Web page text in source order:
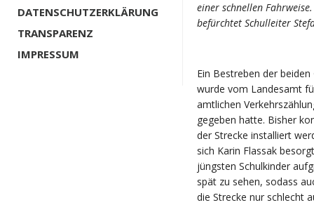
DATENSCHUTZERKLÄRUNG
TRANSPARENZ
IMPRESSUM
einer schnellen
befürchtet Schulleiter
Ein Bestreben der
wurde vom Landesamt
amtlichen
gegeben hatte. Bisher
der Strecke installiert
sich Karin Flassak
jüngsten Schulkinder
spät zu sehen, sodass
die Strecke nur schlecht